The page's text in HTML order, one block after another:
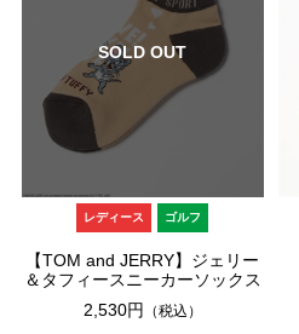
SOLD OUT
レディース ゴルフ
【TOM and JERRY】ジェリー
＆タフィースニーカーソックス
2,530円
（税込）